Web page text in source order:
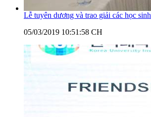
Lễ tuyên dương và trao giải các học
05/03/2019 10:51:58 CH